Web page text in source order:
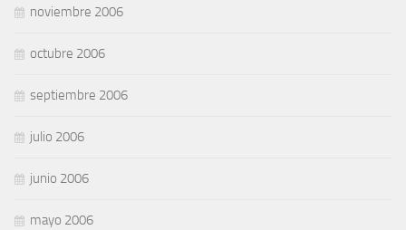
noviembre 2006
octubre 2006
septiembre 2006
julio 2006
junio 2006
mayo 2006